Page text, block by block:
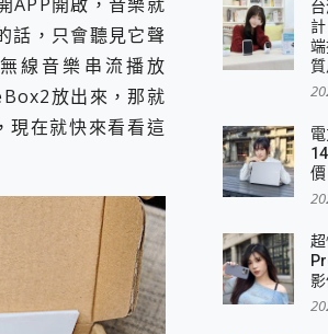
MagReact™ M3 3 in 1可攜摺疊
穩超服貼，音質、通話也很優質
脫烘 AI 滾筒洗衣機
掌機專屬擴充底座 開箱 評測
箱 評測
麼好拍
樂分離 2024 消除人聲推薦
飛人 ios教學 不出門也可以到處走
酷態科 300W 微型充電站 開箱 評測
Wizard Free 18.0.0 業界最好的資料救
是這麼簡單
2日長續航、頂尖影音娛樂效能~
話，只會聽見它聲
線音樂串流播放
放出來，那就
現在就快來看看這